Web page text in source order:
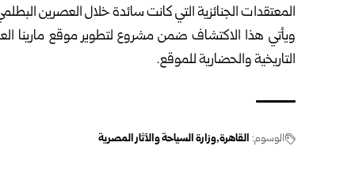
المعتقدات الجنائزية التي كانت سائدة خلال العصرين
ويأتي هذا الاكتشاف ضمن مشروع لتطوير موقع مارينا
التاريخية والحضارية للموقع.
الوسوم: القاهرة وزارة السياحة والآثار المصرية